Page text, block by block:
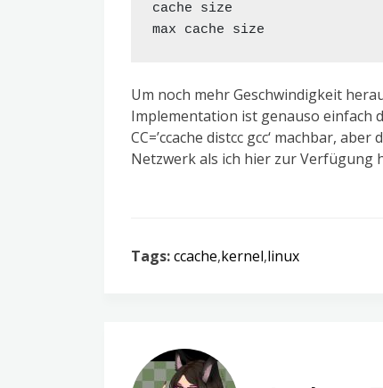
cache size
Um noch mehr Geschwindigkeit
Implementation ist genauso einfach
CC=’ccache distcc gcc‘ machbar,
Netzwerk als ich hier zur Verfügung
Tags:ccache,kernel,linux